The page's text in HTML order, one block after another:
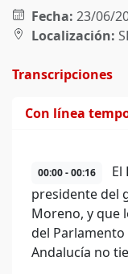
Fecha: 23/06/
Localización:
Transcripciones
Con línea
00:00 - 00:16
El
presidente del
Moreno, y que
del Parlamento
Andalucía no